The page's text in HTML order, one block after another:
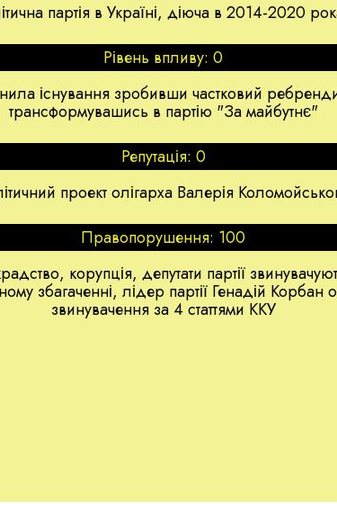
партія в Україні, діюча в 2014-2020
Рівень впливу:0
існування зробивши частковий
трансформувашись в партію "За майбутнє"
Репутація: 0
проект олігарха Валерія
Правопорушення: 100
корупція, депутати партії
збагаченні, лідер партії Генадій Корбан
звинувачення за 4 статтями ККУ